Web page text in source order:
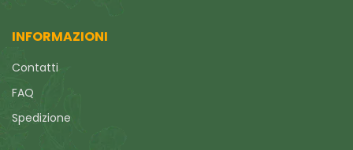
INFORMAZIONI
Contatti
FAQ
Spedizione